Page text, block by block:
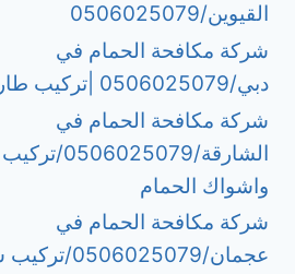
القيوين/0506025079
شركة مكافحة الحمام في
دبي/0506025079 |تركيب طارد الحمام
شركة مكافحة الحمام في
الشارقة/
واشواك الحمام
شركة مكافحة الحمام في
عجمان/